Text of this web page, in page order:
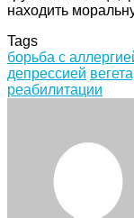
находить
Tags
борьба с
депрессией
реабилитации